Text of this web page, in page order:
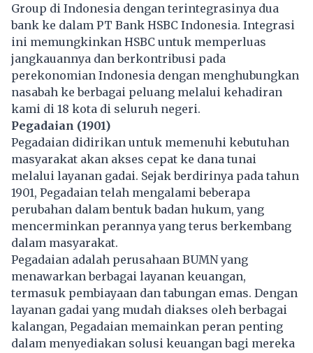
Group di Indonesia dengan terintegrasinya dua
bank ke dalam PT Bank HSBC Indonesia. Integrasi
ini memungkinkan HSBC untuk memperluas
jangkauannya dan berkontribusi pada
perekonomian Indonesia dengan menghubungkan
nasabah ke berbagai peluang melalui kehadiran
kami di 18 kota di seluruh negeri.
Pegadaian (1901)
Pegadaian didirikan untuk memenuhi kebutuhan
masyarakat akan akses cepat ke dana tunai
melalui layanan gadai. Sejak berdirinya pada tahun
1901, Pegadaian telah mengalami beberapa
perubahan dalam bentuk badan hukum, yang
mencerminkan perannya yang terus berkembang
dalam masyarakat.
Pegadaian adalah perusahaan BUMN yang
menawarkan berbagai layanan keuangan,
termasuk pembiayaan dan tabungan emas. Dengan
layanan gadai yang mudah diakses oleh berbagai
kalangan, Pegadaian memainkan peran penting
dalam menyediakan solusi keuangan bagi mereka